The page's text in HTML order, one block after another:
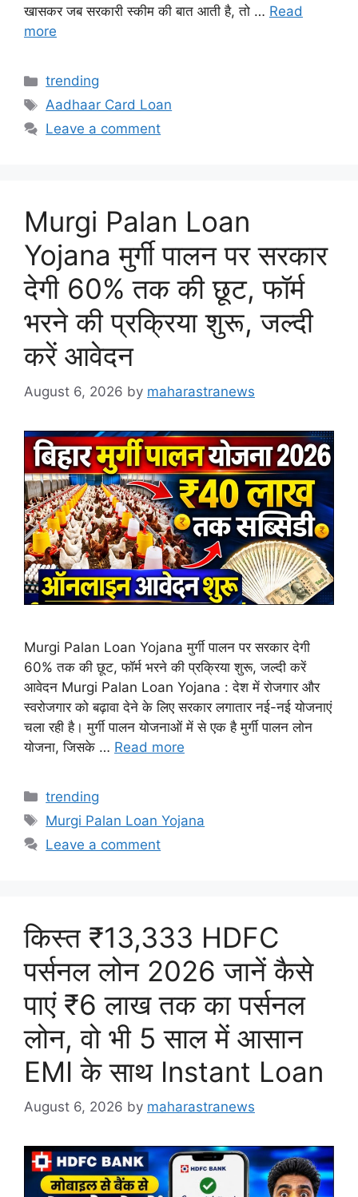
खासकर जब सरकारी स्कीम की बात आती है, तो … Read
more
Categories
trending
Tags
Aadhaar Card Loan
Leave a comment
Murgi Palan Loan
Yojana मुर्गी पालन पर सरकार
देगी 60% तक की छूट, फॉर्म
भरने की प्रक्रिया शुरू, जल्दी
करें आवेदन
August 6, 2026 by maharastranews
Murgi Palan Loan Yojana मुर्गी पालन पर सरकार देगी
60% तक की छूट, फॉर्म भरने की प्रक्रिया शुरू, जल्दी करें
आवेदन Murgi Palan Loan Yojana : देश में रोजगार और
स्वरोजगार को बढ़ावा देने के लिए सरकार लगातार नई-नई योजनाएं
चला रही है। मुर्गी पालन योजनाओं में से एक है मुर्गी पालन लोन
योजना, जिसके … Read more
Categories
trending
Tags
Murgi Palan Loan Yojana
Leave a comment
किस्त ₹13,333 HDFC
पर्सनल लोन 2026 जानें कैसे
पाएं ₹6 लाख तक का पर्सनल
लोन, वो भी 5 साल में आसान
EMI के साथ Instant Loan
August 6, 2026 by maharastranews